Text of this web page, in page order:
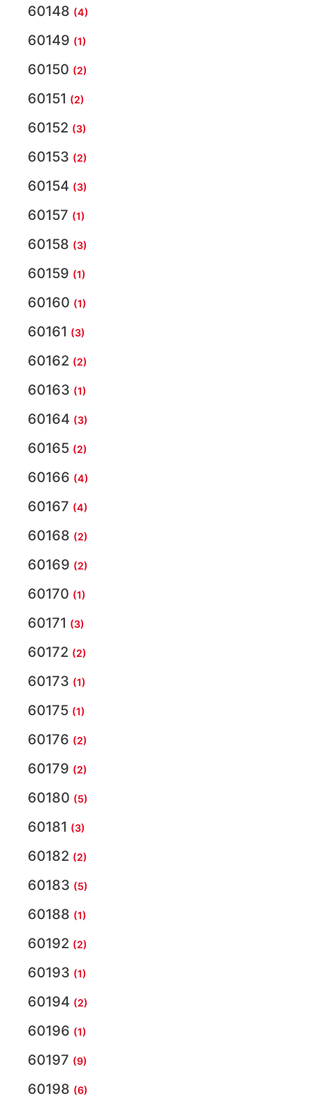
60148 (4)
60149 (1)
60150 (2)
60151 (2)
60152 (3)
60153 (2)
60154 (3)
60157 (1)
60158 (3)
60159 (1)
60160 (1)
60161 (3)
60162 (2)
60163 (1)
60164 (3)
60165 (2)
60166 (4)
60167 (4)
60168 (2)
60169 (2)
60170 (1)
60171 (3)
60172 (2)
60173 (1)
60175 (1)
60176 (2)
60179 (2)
60180 (5)
60181 (3)
60182 (2)
60183 (5)
60188 (1)
60192 (2)
60193 (1)
60194 (2)
60196 (1)
60197 (9)
60198 (6)